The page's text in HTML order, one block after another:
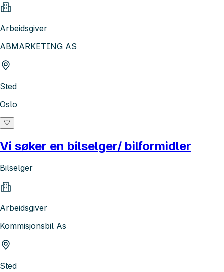
Arbeidsgiver
ABMARKETING AS
Sted
Oslo
Vi søker en bilselger/ bilformidler
Bilselger
Arbeidsgiver
Kommisjonsbil As
Sted